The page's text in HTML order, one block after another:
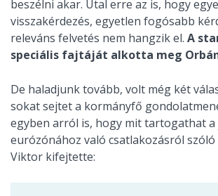
beszélni akar. Utal erre az is, hogy
visszakérdezés, egyetlen fogósabb
releváns felvetés nem hangzik el. A
speciális fajtáját alkotta meg
De haladjunk tovább, volt még két
sokat sejtet a kormányfő
egyben arról is, hogy mit tartogathat a
eurózónához való csatlakozásról
Viktor kifejtette: